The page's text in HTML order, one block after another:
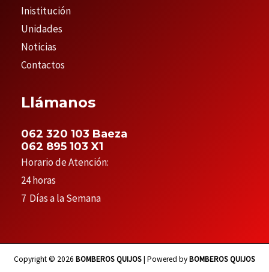
Inistitución
Unidades
Noticias
Contactos
Llámanos
062 320 103 Baeza
062 895 103 X1
Horario de Atención:
24 horas
7 Días a la Semana
Copyright © 2026 BOMBEROS QUIJOS| Powered byBOMBEROS QUIJOS